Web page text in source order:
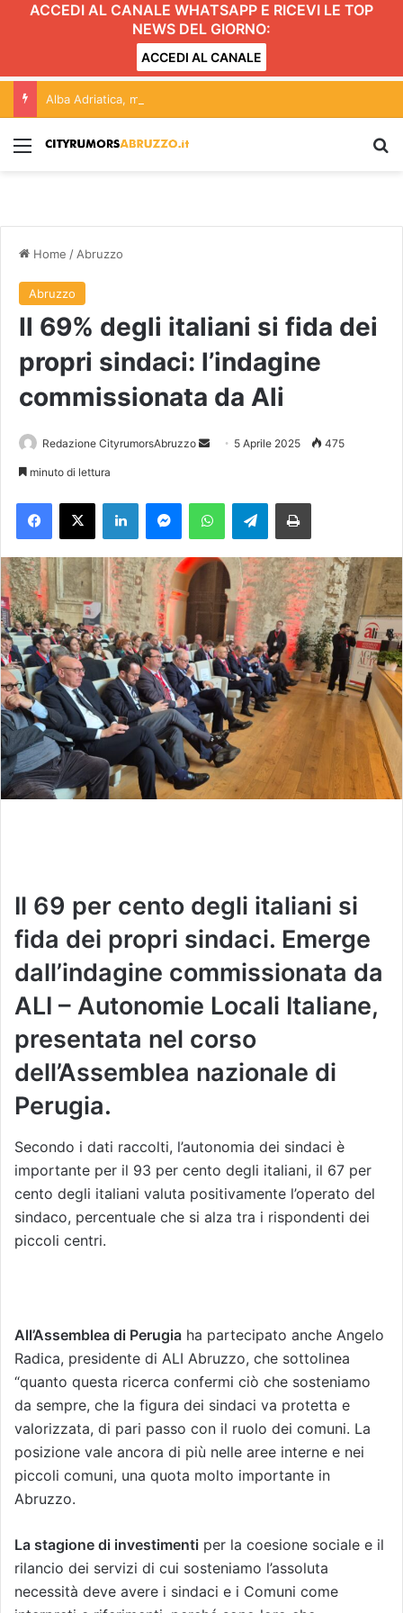
ACCEDI AL CANALE WHATSAPP E RICEVI LE TOP
NEWS DEL GIORNO:
ACCEDI AL CANALE
Menu
Home /Abruzzo
Abruzzo
Il 69% degli italiani si fida dei
propri sindaci: l’indagine
commissionata da Ali
Redazione CityrumorsAbruzzo
a
e
m
a
i
5 Aprile 2025 475
minuto di lettura
Telegram
Il 69 per cento degli italiani si
fida dei propri sindaci. Emerge
dall’indagine commissionata da
ALI – Autonomie Locali Italiane,
presentata nel corso
dell’Assemblea nazionale di
Perugia.
Secondo i dati raccolti, l’autonomia dei sindaci è
importante per il 93 per cento degli italiani, il 67 per
cento degli italiani valuta positivamente l’operato del
sindaco, percentuale che si alza tra i rispondenti dei
piccoli centri.
All’Assemblea di Perugia ha partecipato anche Angelo
Radica, presidente di ALI Abruzzo, che sottolinea
“quanto questa ricerca confermi ciò che sosteniamo
da sempre, che la figura dei sindaci va protetta e
valorizzata, di pari passo con il ruolo dei comuni. La
posizione vale ancora di più nelle aree interne e nei
piccoli comuni, una quota molto importante in
Abruzzo.
La stagione di investimenti per la coesione sociale e il
rilancio dei servizi di cui sosteniamo l’assoluta
necessità deve avere i sindaci e i Comuni come